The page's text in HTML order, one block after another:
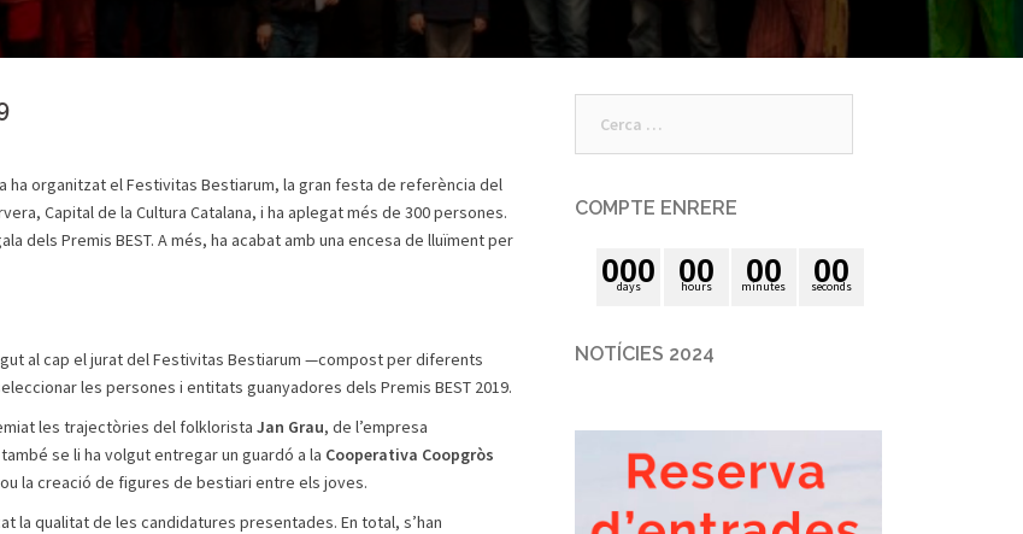
ha organitzat el Festivitas Bestiarum, la gran festa de referència del
Capital de la Cultura Catalana, i ha aplegat més de 300 persones.
dels Premis BEST. A més, ha acabat amb una encesa de lluïment per
al cap el jurat del Festivitas Bestiarum —compost per diferents
les persones i entitats guanyadores dels Premis BEST 2019.
les trajectòries del folklorista Jan Grau, de l’empresa
se li ha volgut entregar un guardó a la Cooperativa Coopgròs
la creació de figures de bestiari entre els joves.
la qualitat de les candidatures presentades. En total, s’han
COMPTE ENRERE
days
000 hours
00 minutes
00 seconds
00
NOTÍCIES 2024